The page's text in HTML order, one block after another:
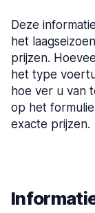
Deze
het
prijzen.
het type
hoe ver u van
op het
exacte prijzen.